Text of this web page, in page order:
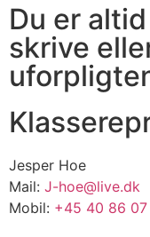
Du er
skrive
Jesper Hoe
Mail: J-hoe@live.dk
Mobil: +45 40 86